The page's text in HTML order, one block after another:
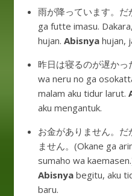
雨が降っています。
ga futte imasu.
hujan. Abisnya hujan,
昨日は寝るのが遅か
wa neru no ga
malam aku tidur larut.
aku mengantuk.
お金がありません。だ
ません。(Okane ga
sumaho wa
Abisnya begitu, aku
baru.